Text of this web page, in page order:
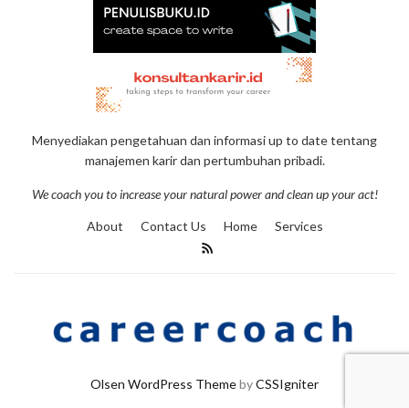
Menyediakan pengetahuan dan informasi up to date tentang
manajemen karir dan pertumbuhan pribadi.
We coach you to increase your natural power and clean up your act!
About Contact Us Home Services
Olsen WordPress ThemebyCSSIgniter